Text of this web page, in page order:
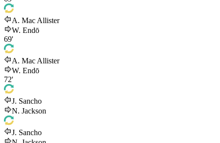
A. Mac Allister
W. Endō
69'
A. Mac Allister
W. Endō
72'
J. Sancho
N. Jackson
J. Sancho